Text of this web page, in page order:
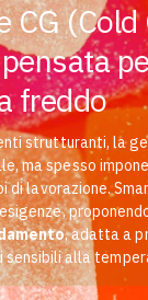
CG (Cold
freddo
strutturanti, la
ma spesso
lavorazione.
, adatta a
sensibili alla